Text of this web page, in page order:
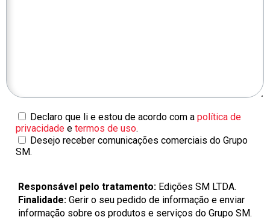
Declaro que li e estou de acordo com a política de
privacidade e termos de uso.
Desejo receber comunicações comerciais do Grupo
SM.
Responsável pelo tratamento: Edições SM LTDA.
Finalidade: Gerir o seu pedido de informação e enviar
informação sobre os produtos e serviços do Grupo SM.